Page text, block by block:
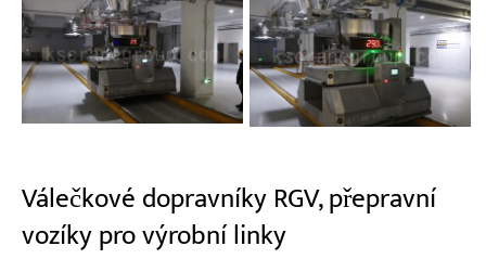
Válečkové dopravníky RGV, přepravní
vozíky pro výrobní linky